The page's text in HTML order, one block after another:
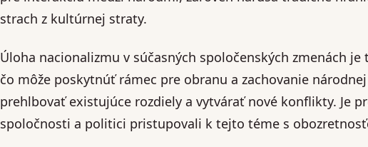
strach z kultúrnej straty.
Úloha nacionalizmu v súčasných spoločenských zmenách je
čo môže poskytnúť rámec pre obranu a zachovanie
prehlbovať existujúce rozdiely a vytvárať nové konflikty. Je
spoločnosti a politici pristupovali k tejto téme s